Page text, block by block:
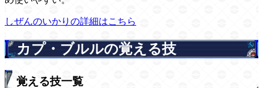
しぜんのいかりの詳細はこちら
カプ・ブルルの覚える技
覚える技一覧